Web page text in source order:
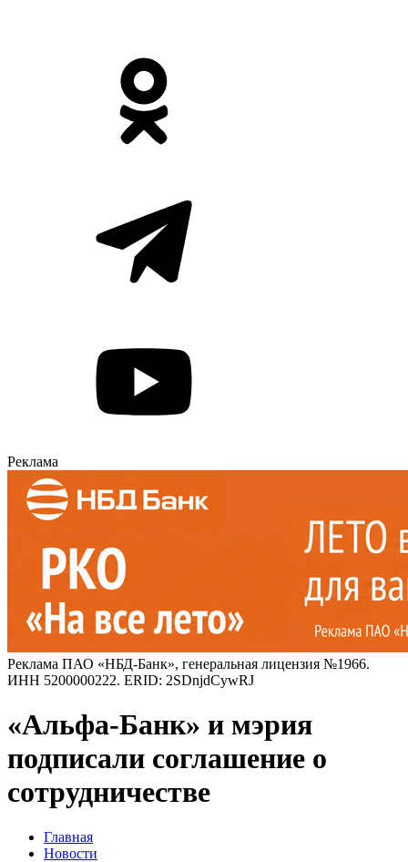
Реклама
Реклама ПАО «НБД-Банк», генеральная лицензия №1966.
ИНН 5200000222. ERID: 2SDnjdCywRJ
«Альфа-Банк» и мэрия
подписали соглашение о
сотрудничестве
Главная
Новости